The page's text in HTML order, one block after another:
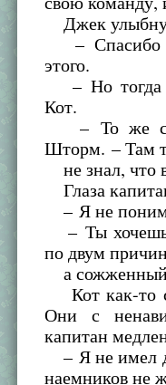
Джек
– Спасибо
этого.
– Но тогда
Кот.
– То же
Шторм. – Там
не знал, что
Глаза
– Я не
– Ты хочешь
по двум
а сожженный
Кот как-то
Они с
капитан
– Я не имел
наемников не